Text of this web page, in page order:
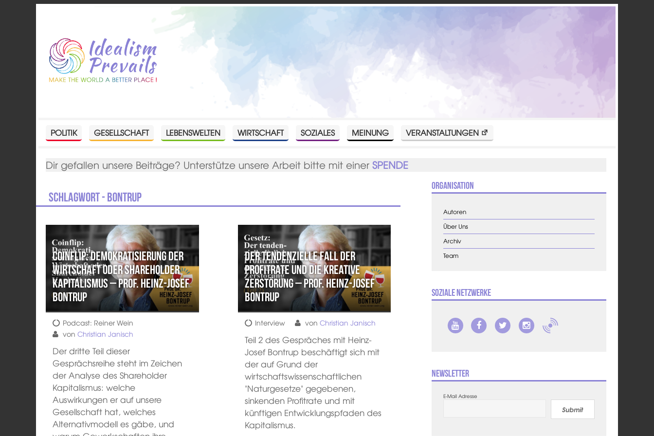
POLITIK GESELLSCHAFT LEBENSWELTEN WIRTSCHAFT SOZIALES MEINUNG VERANSTALTUNGEN
Dir gefallen unsere Beiträge? Unterstütze unsere Arbeit bitte mit einerSPENDE
Schlagwort - Bontrup
Coinflip: Demokratisierung der
Wirtschaft oder Shareholder
Kapitalismus – Prof. Heinz-Josef
Bontrup
Podcast: Reiner Wein
vonChristian Janisch
Der dritte Teil dieser
Gesprächsreihe steht im Zeichen
der Analyse des Shareholder
Kapitalismus: welche
Auswirkungen er auf unsere
Gesellschaft hat, welches
Alternativmodell es gäbe, und
Der tendenzielle Fall der
Profitrate und die kreative
Zerstörung – Prof. Heinz-Josef
Bontrup
Interview von Christian Janisch
Teil 2 des Gespräches mit Heinz-
Josef Bontrup beschäftigt sich mit
der auf Grund der
wirtschaftswissenschaftlichen
"Naturgesetze" gegebenen,
sinkenden Profitrate und mit
künftigen Entwicklungspfaden des
Kapitalismus.
Organisation
Autoren
Über Uns
Archiv
Team
Soziale Netzwerke
Newsletter
E-Mail Adresse
Submit